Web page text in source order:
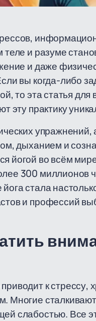
и разуме
и даже
вы когда-либо
то эта статья
эту практику
упражнений,
дыханием и
йогой во всём
300 миллионов
стала
и профессий
к стрессу,
Многие
слабостью. Все